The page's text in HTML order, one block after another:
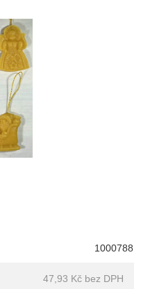
1000788
47,93 Kč bez DPH